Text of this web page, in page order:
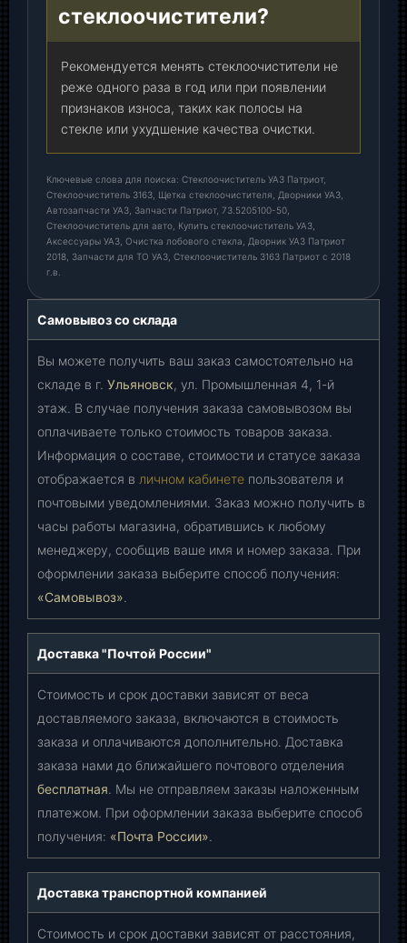
стеклоочистители?
Рекомендуется менять стеклоочистители не
реже одного раза в год или при появлении
признаков износа, таких как полосы на
стекле или ухудшение качества очистки.
Ключевые слова для поиска: Стеклоочиститель УАЗ Патриот,
Стеклоочиститель 3163, Щетка стеклоочистителя, Дворники УАЗ,
Автозапчасти УАЗ, Запчасти Патриот, 73.5205100-50,
Стеклоочиститель для авто, Купить стеклоочиститель УАЗ,
Аксессуары УАЗ, Очистка лобового стекла, Дворник УАЗ Патриот
2018, Запчасти для ТО УАЗ, Стеклоочиститель 3163 Патриот с 2018
г.в.
Самовывоз со склада
Вы можете получить ваш заказ самостоятельно на
складе в г. Ульяновск, ул. Промышленная 4, 1-й
этаж. В случае получения заказа самовывозом вы
оплачиваете только стоимость товаров заказа.
Информация о составе, стоимости и статусе заказа
отображается в личном кабинете пользователя и
почтовыми уведомлениями. Заказ можно получить в
часы работы магазина, обратившись к любому
менеджеру, сообщив ваше имя и номер заказа. При
оформлении заказа выберите способ получения:
«Самовывоз».
Доставка "Почтой России"
Стоимость и срок доставки зависят от веса
доставляемого заказа, включаются в стоимость
заказа и оплачиваются дополнительно. Доставка
заказа нами до ближайшего почтового отделения
бесплатная. Мы не отправляем заказы наложенным
платежом. При оформлении заказа выберите способ
получения: «Почта России».
Доставка транспортной компанией
Стоимость и срок доставки зависят от расстояния,